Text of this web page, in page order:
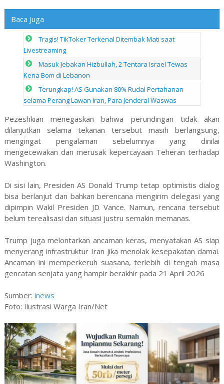
Baca Juga
Tragis! TikToker Terkenal Ditembak Mati saat
Livestreaming
Masuk Jebakan Hizbullah, 2 Tentara Israel Tewas
Kena Bom di Lebanon
Terungkap! AS Gunakan 80% Rudal Pertahanan
selama Perang Lawan Iran, Para Jenderal Waswas
Pezeshkian menegaskan bahwa perundingan tidak akan
dilanjutkan selama tekanan tersebut masih berlangsung,
mengingat pengalaman sebelumnya yang dinilai
mengecewakan dan merusak kepercayaan Teheran terhadap
Washington.
Di sisi lain, Presiden AS Donald Trump tetap optimistis dialog
bisa berlanjut dan bahkan berencana mengirim delegasi yang
dipimpin Wakil Presiden JD Vance. Namun, rencana tersebut
belum terealisasi dan situasi justru semakin memanas.
Trump juga melontarkan ancaman keras, menyatakan AS siap
menyerang infrastruktur Iran jika menolak kesepakatan damai.
Ancaman ini memperkeruh suasana, terlebih di tengah masa
gencatan senjata yang hampir berakhir pada 21 April 2026
Sumber: inews
Foto: Ilustrasi Warga Iran/Net